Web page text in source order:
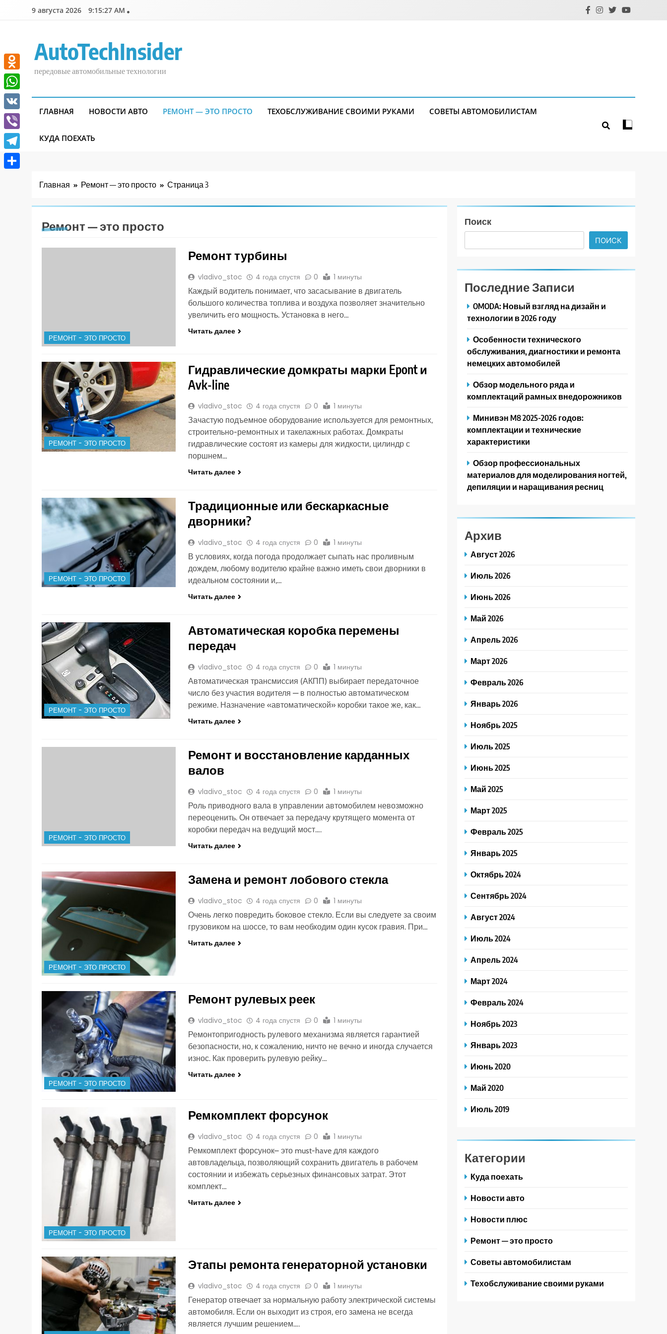
9 августа 2026 9:15:28 AM
AutoTechInsider
передовые автомобильные технологии
ГЛАВНАЯ НОВОСТИ АВТО РЕМОНТ — ЭТО ПРОСТО ТЕХОБСЛУЖИВАНИЕ СВОИМИ РУКАМИ СОВЕТЫ АВТОМОБИЛИСТАМ
КУДА ПОЕХАТЬ
Главная Ремонт — это просто Страница 3
Ремонт — это просто
РЕМОНТ - ЭТО ПРОСТО
Ремонт турбины
vladivo_stoc 4 года спустя 0 1 минуты
Каждый водитель понимает, что засасывание в двигатель
большого количества топлива и воздуха позволяет значительно
увеличить его мощность. Установка в него…
Читать далее
РЕМОНТ - ЭТО ПРОСТО
Гидравлические домкраты марки Epont и
Avk-line
vladivo_stoc 4 года спустя 0 1 минуты
Зачастую подъемное оборудование используется для ремонтных,
строительно-ремонтных и такелажных работах. Домкраты
гидравлические состоят из камеры для жидкости, цилиндр с
поршнем…
Читать далее
РЕМОНТ - ЭТО ПРОСТО
Традиционные или бескаркасные
дворники?
vladivo_stoc 4 года спустя 0 1 минуты
В условиях, когда погода продолжает сыпать нас проливным
дождем, любому водителю крайне важно иметь свои дворники в
идеальном состоянии и,…
Читать далее
РЕМОНТ - ЭТО ПРОСТО
Автоматическая коробка перемены
передач
vladivo_stoc 4 года спустя 0 1 минуты
Автоматическая трансмиссия (АКПП) выбирает передаточное
число без участия водителя — в полностью автоматическом
режиме. Назначение «автоматической» коробки такое же, как…
Читать далее
РЕМОНТ - ЭТО ПРОСТО
Ремонт и восстановление карданных
валов
vladivo_stoc 4 года спустя 0 1 минуты
Роль приводного вала в управлении автомобилем невозможно
переоценить. Он отвечает за передачу крутящего момента от
коробки передач на ведущий мост….
Читать далее
РЕМОНТ - ЭТО ПРОСТО
Замена и ремонт лобового стекла
vladivo_stoc 4 года спустя 0 1 минуты
Очень легко повредить боковое стекло. Если вы следуете за своим
грузовиком на шоссе, то вам необходим один кусок гравия. При…
Читать далее
РЕМОНТ - ЭТО ПРОСТО
Ремонт рулевых реек
vladivo_stoc 4 года спустя 0 1 минуты
Ремонтопригодность рулевого механизма является гарантией
безопасности, но, к сожалению, ничто не вечно и иногда случается
износ. Как проверить рулевую рейку…
Читать далее
РЕМОНТ - ЭТО ПРОСТО
Ремкомплект форсунок
vladivo_stoc 4 года спустя 0 1 минуты
Ремкомплект форсунок– это must-have для каждого
автовладельца, позволяющий сохранить двигатель в рабочем
состоянии и избежать серьезных финансовых затрат. Этот
комплект…
Читать далее
Этапы ремонта генераторной установки
vladivo_stoc 4 года спустя 0 1 минуты
Генератор отвечает за нормальную работу электрической системы
автомобиля. Если он выходит из строя, его замена не всегда
является лучшим решением….
Поиск
ПОИСК
Последние Записи
OMODA: Новый взгляд на дизайн и
технологии в 2026 году
Особенности технического
обслуживания, диагностики и ремонта
немецких автомобилей
Обзор модельного ряда и
комплектаций рамных внедорожников
Минивэн M8 2025-2026 годов:
комплектации и технические
характеристики
Обзор профессиональных
материалов для моделирования ногтей,
депиляции и наращивания ресниц
Архив
Август 2026
Июль 2026
Июнь 2026
Май 2026
Апрель 2026
Март 2026
Февраль 2026
Январь 2026
Ноябрь 2025
Июль 2025
Июнь 2025
Май 2025
Март 2025
Февраль 2025
Январь 2025
Октябрь 2024
Сентябрь 2024
Август 2024
Июль 2024
Апрель 2024
Март 2024
Февраль 2024
Ноябрь 2023
Январь 2023
Июнь 2020
Май 2020
Июль 2019
Категории
Куда поехать
Новости авто
Новости плюс
Ремонт — это просто
Советы автомобилистам
Техобслуживание своими руками
Odnoklassniki
WhatsApp
VK
Viber
Telegram